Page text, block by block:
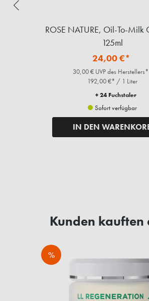
ROSE NATURE, Oil-To-Milk
125ml
24,00 €*
30,00 € UVP des
192,00 €* / 1 Liter
+ 24 Fuchstaler
Sofort verfügbar
IN DEN
Kunden kauften
%